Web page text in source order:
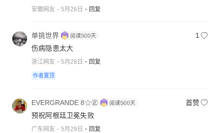
安徽网友 5月28日 回复
单挑世界
1
伤病隐患太大
浙江网友 5月28日 回复
作者置顶
EVERGRANDE 8☆㊣
首赞
预祝阿根廷卫冕失败
广东网友 5月29日 回复